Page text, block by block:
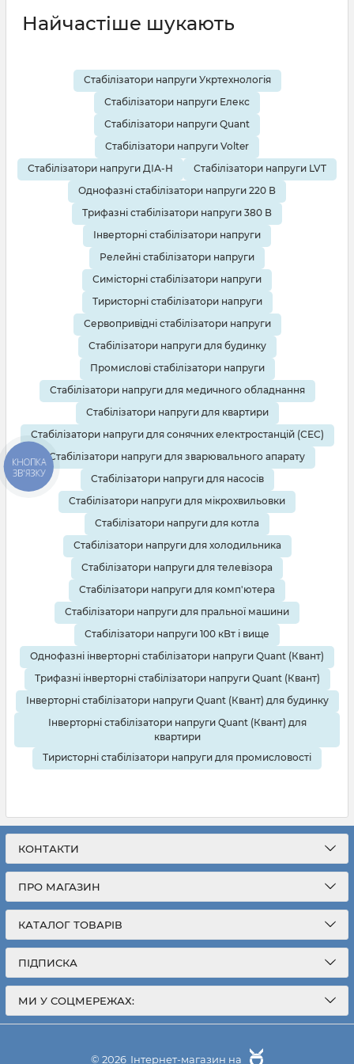
Найчастіше шукають
Стабілізатори напруги Укртехнологія
Стабілізатори напруги Елекс
Стабілізатори напруги Quant
Стабілізатори напруги Volter
Стабілізатори напруги ДІА-Н
Стабілізатори напруги LVT
Однофазні стабілізатори напруги 220 В
Трифазні стабілізатори напруги 380 В
Інверторні стабілізатори напруги
Релейні стабілізатори напруги
Симісторні стабілізатори напруги
Тиристорні стабілізатори напруги
Сервопривідні стабілізатори напруги
Стабілізатори напруги для будинку
Промислові стабілізатори напруги
Стабілізатори напруги для медичного обладнання
Стабілізатори напруги для квартири
Стабілізатори напруги для сонячних електростанцій (СЕС)
Стабілізатори напруги для зварювального апарату
Стабілізатори напруги для насосів
Стабілізатори напруги для мікрохвильовки
Стабілізатори напруги для котла
Стабілізатори напруги для холодильника
Стабілізатори напруги для телевізора
Стабілізатори напруги для комп'ютера
Стабілізатори напруги для пральної машини
Стабілізатори напруги 100 кВт і вище
Однофазні інверторні стабілізатори напруги Quant (Квант)
Трифазні інверторні стабілізатори напруги Quant (Квант)
Інверторні стабілізатори напруги Quant (Квант) для будинку
Інверторні стабілізатори напруги Quant (Квант) для
квартири
Тиристорні стабілізатори напруги для промисловості
0
КОНТАКТИ
ПРО МАГАЗИН
КАТАЛОГ ТОВАРІВ
ПІДПИСКА
МИ У СОЦМЕРЕЖАХ:
© 2026 Інтернет-магазин на
КНОПКА
ЗВ'ЯЗКУ